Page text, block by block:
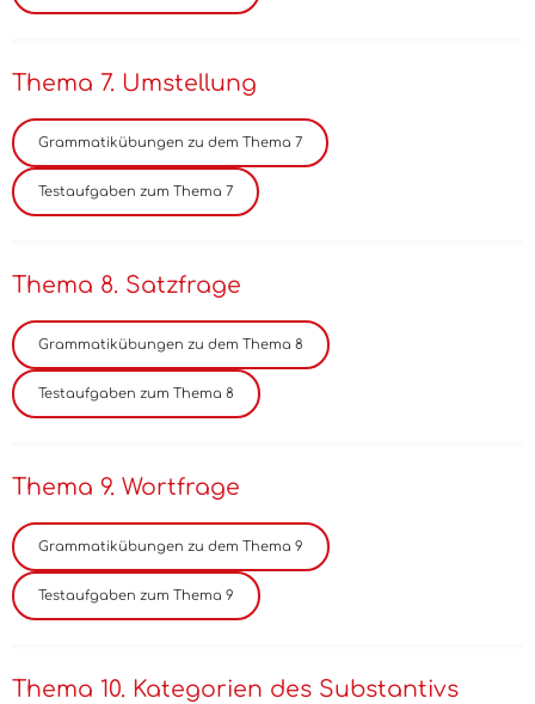
Thema 7. Umstellung
Thema 8. Satzfrage
Thema 9. Wortfrage
Thema 10. Kategorien des Substantivs